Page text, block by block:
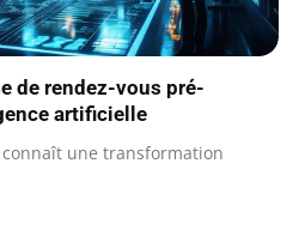
de rendez-vous pré-
artificielle
une transformation